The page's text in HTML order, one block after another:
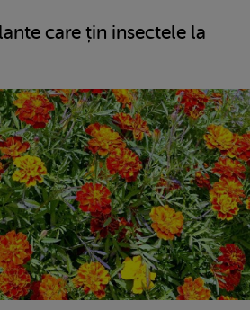
care țin insectele la